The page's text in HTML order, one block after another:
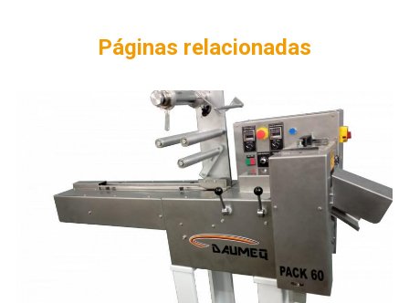
Páginas relacionadas